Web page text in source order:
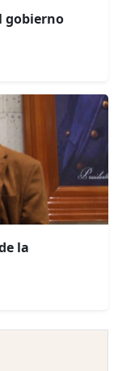
gobierno
la